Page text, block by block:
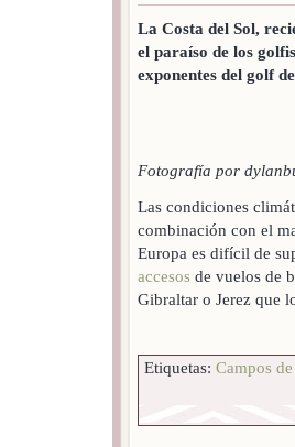
La Costa del Sol,
el paraíso de los
exponentes del golf
Fotografía por
Las condiciones
combinación con el
Europa es difícil de
accesos de vuelos de
Gibraltar o Jerez que
Etiquetas: Campos